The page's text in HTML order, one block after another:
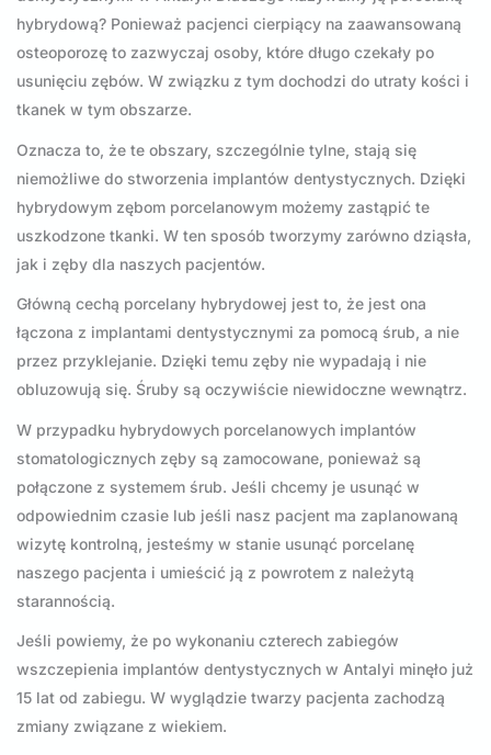
hybrydową? Ponieważ pacjenci cierpiący na zaawansowaną
osteoporozę to zazwyczaj osoby, które długo czekały po
usunięciu zębów. W związku z tym dochodzi do utraty kości i
tkanek w tym obszarze.
Oznacza to, że te obszary, szczególnie tylne, stają się
niemożliwe do stworzenia implantów dentystycznych. Dzięki
hybrydowym zębom porcelanowym możemy zastąpić te
uszkodzone tkanki. W ten sposób tworzymy zarówno dziąsła,
jak i zęby dla naszych pacjentów.
Główną cechą porcelany hybrydowej jest to, że jest ona
łączona z implantami dentystycznymi za pomocą śrub, a nie
przez przyklejanie. Dzięki temu zęby nie wypadają i nie
obluzowują się. Śruby są oczywiście niewidoczne wewnątrz.
W przypadku hybrydowych porcelanowych implantów
stomatologicznych zęby są zamocowane, ponieważ są
połączone z systemem śrub. Jeśli chcemy je usunąć w
odpowiednim czasie lub jeśli nasz pacjent ma zaplanowaną
wizytę kontrolną, jesteśmy w stanie usunąć porcelanę
naszego pacjenta i umieścić ją z powrotem z należytą
starannością.
Jeśli powiemy, że po wykonaniu czterech zabiegów
wszczepienia implantów dentystycznych w Antalyi minęło już
15 lat od zabiegu. W wyglądzie twarzy pacjenta zachodzą
zmiany związane z wiekiem.